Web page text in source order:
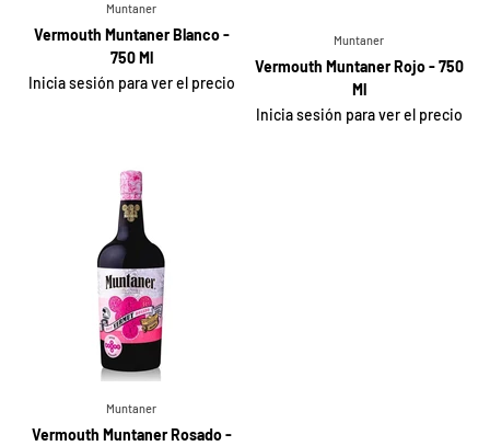
Muntaner
Vermouth Muntaner Blanco -
750 Ml
Inicia sesión para ver el precio
Muntaner
Vermouth Muntaner Rojo - 750
Ml
Inicia sesión para ver el precio
Muntaner
Vermouth Muntaner Rosado -